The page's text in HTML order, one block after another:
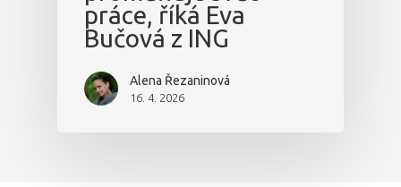
práce, říká Eva
Bučová z ING
Alena Řezaninová
16. 4. 2026